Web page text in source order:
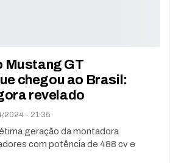
Mustang GT
chegou ao Brasil:
revelado
2024 - 21:35
geração da montadora
com potência de 488 cv e